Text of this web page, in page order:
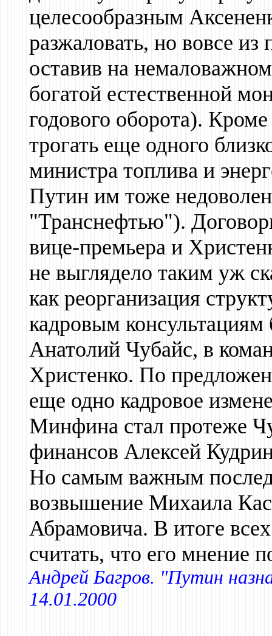
целесообразным
разжаловать, но вовсе из
оставив на
богатой естественной
годового оборота).
трогать еще одного
министра топлива и
Путин им тоже
"Транснефтью").
вице-премьера и
не выглядело таким уж
как реорганизация
кадровым
Анатолий Чубайс, в
Христенко. По
еще одно кадровое
Минфина стал протеже
финансов Алексей
Но самым важным
возвышение Михаила
Абрамовича. В итоге
считать, что его мнение
Андрей Багров. "Путин
14.01.2000